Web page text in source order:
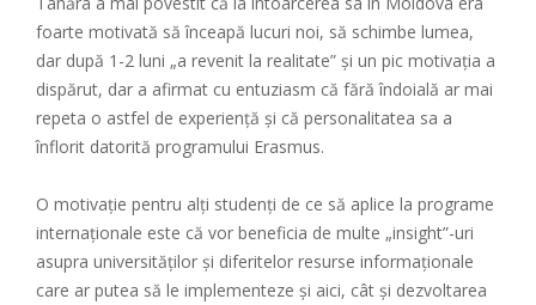
foarte motivată să înceapă lucuri noi, să schimbe lumea,
dar după 1-2 luni „a revenit la realitate” și un pic motivația a
dispărut, dar a afirmat cu entuziasm că fără îndoială ar mai
repeta o astfel de experiență și că personalitatea sa a
înflorit datorită programului Erasmus.
O motivație pentru alți studenți de ce să aplice la programe
internaționale este că vor beneficia de multe „insight”-uri
asupra universităților și diferitelor resurse informaționale
care ar putea să le implementeze și aici, cât și dezvoltarea